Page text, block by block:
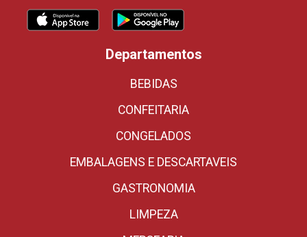
Departamentos
BEBIDAS
CONFEITARIA
CONGELADOS
EMBALAGENS E DESCARTAVEIS
GASTRONOMIA
LIMPEZA